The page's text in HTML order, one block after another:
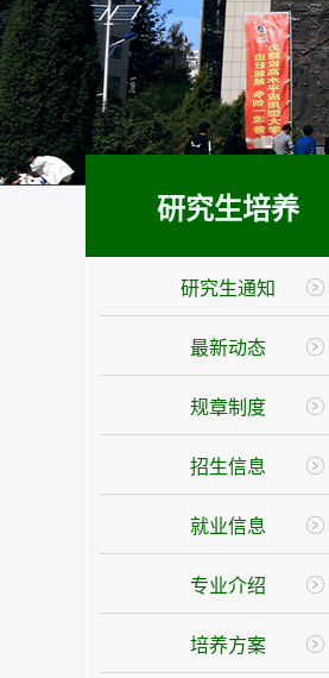
研究生培养
研究生通知
最新动态
规章制度
招生信息
就业信息
专业介绍
培养方案